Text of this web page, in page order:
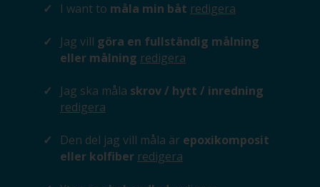
I want to måla min båt redigera
Jag vill göra en fullständig målning
eller målning redigera
Jag ska måla skrov / hytt / inredning
redigera
Den del jag vill måla är epoxikomposit
eller kolfiber redigera